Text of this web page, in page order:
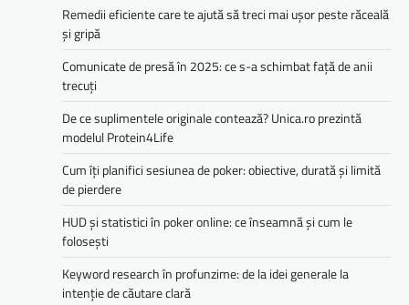
Remedii eficiente care te ajută să treci mai ușor peste răceală
și gripă
Comunicate de presă în 2025: ce s-a schimbat față de anii
trecuți
De ce suplimentele originale contează? Unica.ro prezintă
modelul Protein4Life
Cum îți planifici sesiunea de poker: obiective, durată și limită
de pierdere
HUD și statistici în poker online: ce înseamnă și cum le
folosești
Keyword research în profunzime: de la idei generale la
intenție de căutare clară